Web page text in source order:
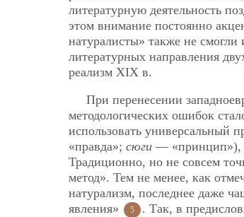
литературную деятельность
этом внимание постоянно
натуралисты» также не
литературных направления
реализм ХIХ в.
При перенесении
методологических ошибок
использовать универсальный
«правда»; сюги — «принцип»),
Традиционно, но не совсем
метод». Тем не менее, как
натурализм, последнее даже
явления»
5
. Так, в